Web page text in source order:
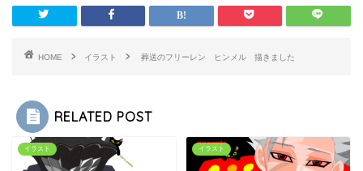
HOME イラスト 葬送のフリーレン ヒンメル 描きました
RELATED POST
イラスト イラスト